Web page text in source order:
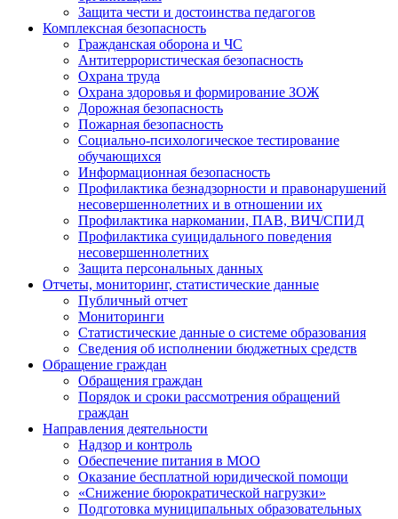
Защита чести и достоинства педагогов
Комплексная безопасность
Гражданская оборона и ЧС
Антитеррористическая безопасность
Охрана труда
Охрана здоровья и формирование ЗОЖ
Дорожная безопасность
Пожарная безопасность
Социально-психологическое тестирование
обучающихся
Информационная безопасность
Профилактика безнадзорности и правонарушений
несовершеннолетних и в отношении их
Профилактика наркомании, ПАВ, ВИЧ/СПИД
Профилактика суицидального поведения
несовершеннолетних
Защита персональных данных
Отчеты, мониторинг, статистические данные
Публичный отчет
Мониторинги
Статистические данные о системе образования
Сведения об исполнении бюджетных средств
Обращение граждан
Обращения граждан
Порядок и сроки рассмотрения обращений
граждан
Направления деятельности
Надзор и контроль
Обеспечение питания в МОО
Оказание бесплатной юридической помощи
«Снижение бюрократической нагрузки»
Подготовка муниципальных образовательных